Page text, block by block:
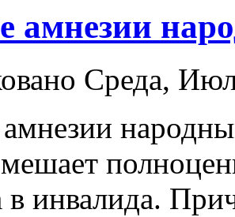
амнезии
Среда,
в инвалида.